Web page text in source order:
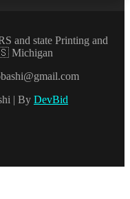
and state Printing and
Michigan
| By DevBid